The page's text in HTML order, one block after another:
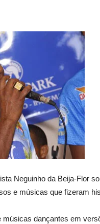
Neguinho da Beija-Flor
e músicas que fizeram
músicas dançantes em